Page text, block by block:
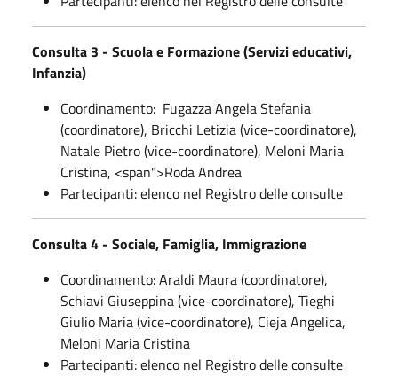
Consulta 3 - Scuola e Formazione (Servizi educativi,
Infanzia)
Coordinamento: Fugazza Angela Stefania
(coordinatore), Bricchi Letizia (vice-coordinatore),
Natale Pietro (vice-coordinatore), Meloni Maria
Cristina, <span">Roda Andrea
Partecipanti: elenco nel Registro delle consulte
Consulta 4 - Sociale, Famiglia, Immigrazione
Coordinamento:Araldi Maura (coordinatore),
Schiavi Giuseppina (vice-coordinatore), Tieghi
Giulio Maria (vice-coordinatore), Cieja Angelica,
Meloni Maria Cristina
Partecipanti: elenco nel Registro delle consulte